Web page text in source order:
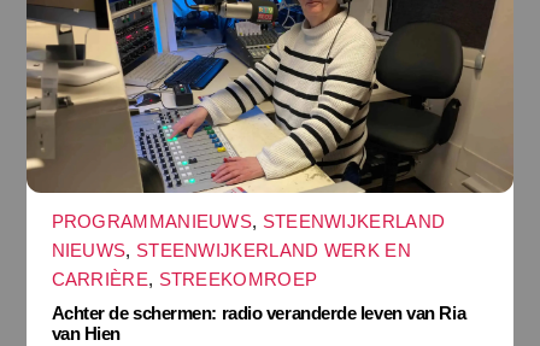
PROGRAMMANIEUWS, STEENWIJKERLAND
NIEUWS, STEENWIJKERLAND WERK EN
CARRIÈRE, STREEKOMROEP
Achter de schermen: radio veranderde leven van Ria
van Hien